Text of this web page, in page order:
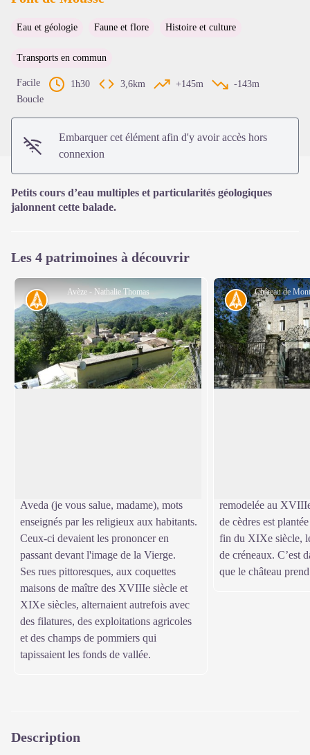
Eau et géologie Faune et flore Histoire et culture
Transports en commun
Facile 1h30 3,6km +145m
-143m
Boucle
Embarquer cet élément afin d'y avoir accès hors
connexion
Petits cours d’eau multiples et particularités géologiques
jalonnent cette balade.
Les 4 patrimoines à découvrir
Avèze - Nathalie Thomas
Histoire
Aveda (je vous salue, madame), mots
enseignés par les religieux aux habitants.
Ceux-ci devaient les prononcer en
passant devant l'image de la Vierge.
Ses rues pittoresques, aux coquettes
maisons de maître des XVIIIe siècle et
XIXe siècles, alternaient autrefois avec
des filatures, des exploitations agricoles
et des champs de pommiers qui
tapissaient les fonds de vallée.
Histoire
remodelée au
de cèdres est
fin du XIXe siècle,
de créneaux. C’est
que le château
Description